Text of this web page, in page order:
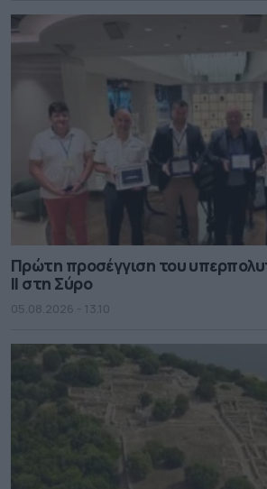
Πρώτη προσέγγιση του
II στη Σύρο
05.08.2026 - 13.10